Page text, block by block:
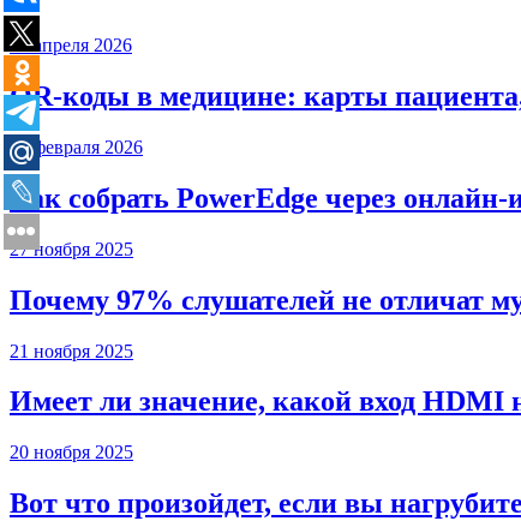
20 апреля 2026
QR-коды в медицине: карты
15 февраля 2026
Как собрать PowerEdge через
27 ноября 2025
Почему 97% слушателей не отличат
21 ноября 2025
Имеет ли значение, какой вход HDMI
20 ноября 2025
Вот что произойдет, если вы